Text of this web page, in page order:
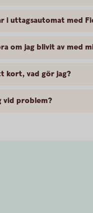
i uttagsautomat med
om jag blivit av med
kort, vad gör jag?
vid problem?